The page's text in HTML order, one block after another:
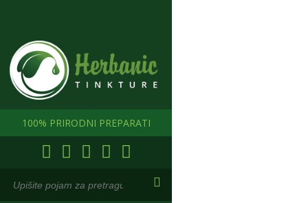
100% PRIRODNI PREPARATI